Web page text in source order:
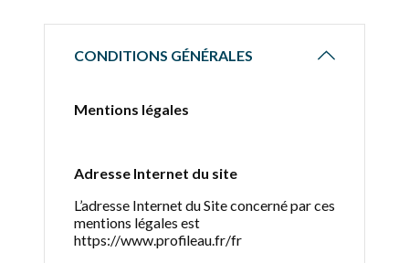
CONDITIONS GÉNÉRALES
Mentions légales
Adresse Internet du site
L’adresse Internet du Site concerné par ces
mentions légales est
https://www.profileau.fr/fr